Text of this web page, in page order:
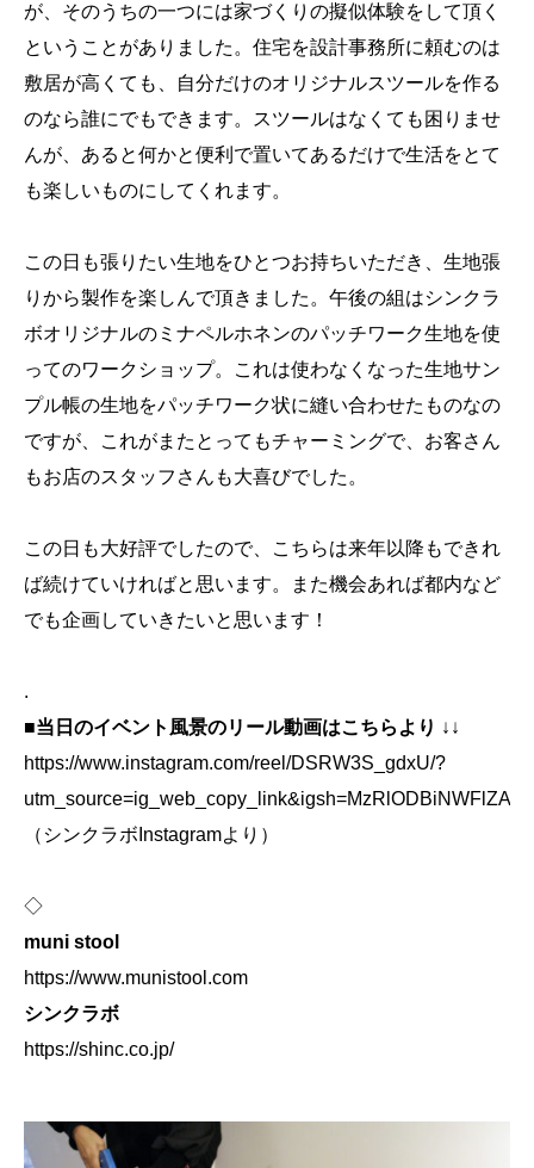
が、そのうちの一つには家づくりの擬似体験をして頂く
ということがありました。住宅を設計事務所に頼むのは
敷居が高くても、自分だけのオリジナルスツールを作る
のなら誰にでもできます。スツールはなくても困りませ
んが、あると何かと便利で置いてあるだけで生活をとて
も楽しいものにしてくれます。
この日も張りたい生地をひとつお持ちいただき、生地張
りから製作を楽しんで頂きました。午後の組はシンクラ
ボオリジナルのミナペルホネンのパッチワーク生地を使
ってのワークショップ。これは使わなくなった生地サン
プル帳の生地をパッチワーク状に縫い合わせたものなの
ですが、これがまたとってもチャーミングで、お客さん
もお店のスタッフさんも大喜びでした。
この日も大好評でしたので、こちらは来年以降もできれ
ば続けていければと思います。また機会あれば都内など
でも企画していきたいと思います！
.
■当日のイベント風景のリール動画はこちらより ↓↓
https://www.instagram.com/reel/DSRW3S_gdxU/?
（シンクラボInstagramより）
◇
muni stool
https://www.munistool.com
シンクラボ
https://shinc.co.jp/